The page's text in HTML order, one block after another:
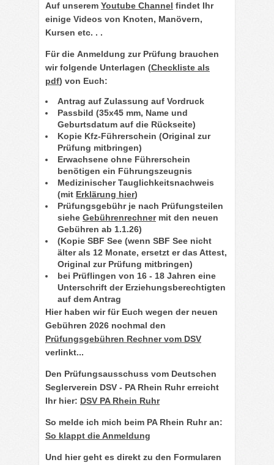
Auf unserem Youtube Channel findet Ihr
einige Videos von Knoten, Manövern,
Kursen etc. . .
Für die Anmeldung zur Prüfung brauchen
wir folgende Unterlagen (Checkliste als
pdf) von Euch:
Antrag auf Zulassung auf Vordruck
Passbild (35x45 mm, Name und
Geburtsdatum auf die Rückseite)
Kopie Kfz-Führerschein (Original zur
Prüfung mitbringen)
Erwachsene ohne Führerschein
benötigen ein Führungszeugnis
Medizinischer Tauglichkeitsnachweis
(mit Erklärung hier)
Prüfungsgebühr je nach Prüfungsteilen
siehe Gebührenrechnermit den neuen
Gebühren ab 1.1.26)
(Kopie SBF See (wenn SBF See nicht
älter als 12 Monate, ersetzt er das Attest,
Original zur Prüfung mitbringen)
bei Prüflingen von 16 - 18 Jahren eine
Unterschrift der Erziehungsberechtigten
auf dem Antrag
Hier haben wir für Euch wegen der neuen
Gebühren 2026 nochmal den
Prüfungsgebühren Rechner vom DSV
verlinkt...
Den Prüfungsausschuss vom Deutschen
Seglerverein DSV - PA Rhein Ruhr erreicht
Ihr hier: DSV PA Rhein Ruhr
So melde ich mich beim PA Rhein Ruhr an:
So klappt die Anmeldung
Und hier geht es direkt zu den Formularen